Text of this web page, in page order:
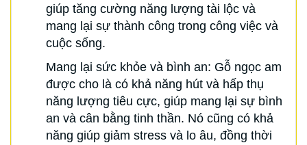
giúp tăng cường năng lượng tài lộc và
mang lại sự thành công trong công việc và
cuộc sống.
Mang lại sức khỏe và bình an: Gỗ ngọc am
được cho là có khả năng hút và hấp thụ
năng lượng tiêu cực, giúp mang lại sự bình
an và cân bằng tinh thần. Nó cũng có khả
năng giúp giảm stress và lo âu, đồng thời